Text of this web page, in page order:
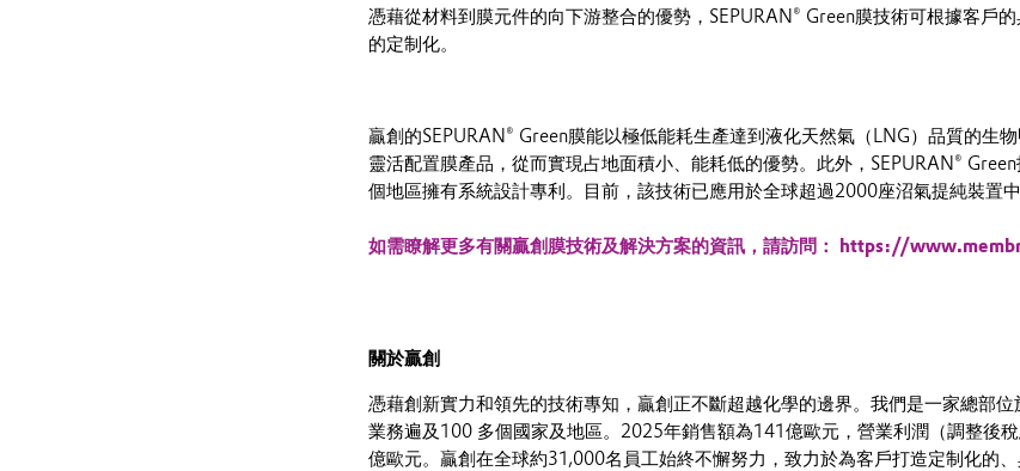
憑藉從材料到膜元件的向下游整合的優勢，SEPURAN® Green膜技術可根據客戶
的定制化。
贏創的SEPURAN® Green膜能以極低能耗生產達到液化天然氣（LNG）品質的生
靈活配置膜產品，從而實現占地面積小、能耗低的優勢。此外，SEPURAN®
個地區擁有系統設計專利。目前，該技術已應用於全球超過2000座沼氣提純裝置中
如需瞭解更多有關贏創膜技術及解決方案的資訊，請訪問： https://
關於贏創
憑藉創新實力和領先的技術專知，贏創正不斷超越化學的邊界。我們是一家總部位
業務遍及100 多個國家及地區。2025年銷售額為141億歐元，營業利潤（調整後
億歐元。贏創在全球約31,000名員工始終不懈努力，致力於為客戶打造定制化的